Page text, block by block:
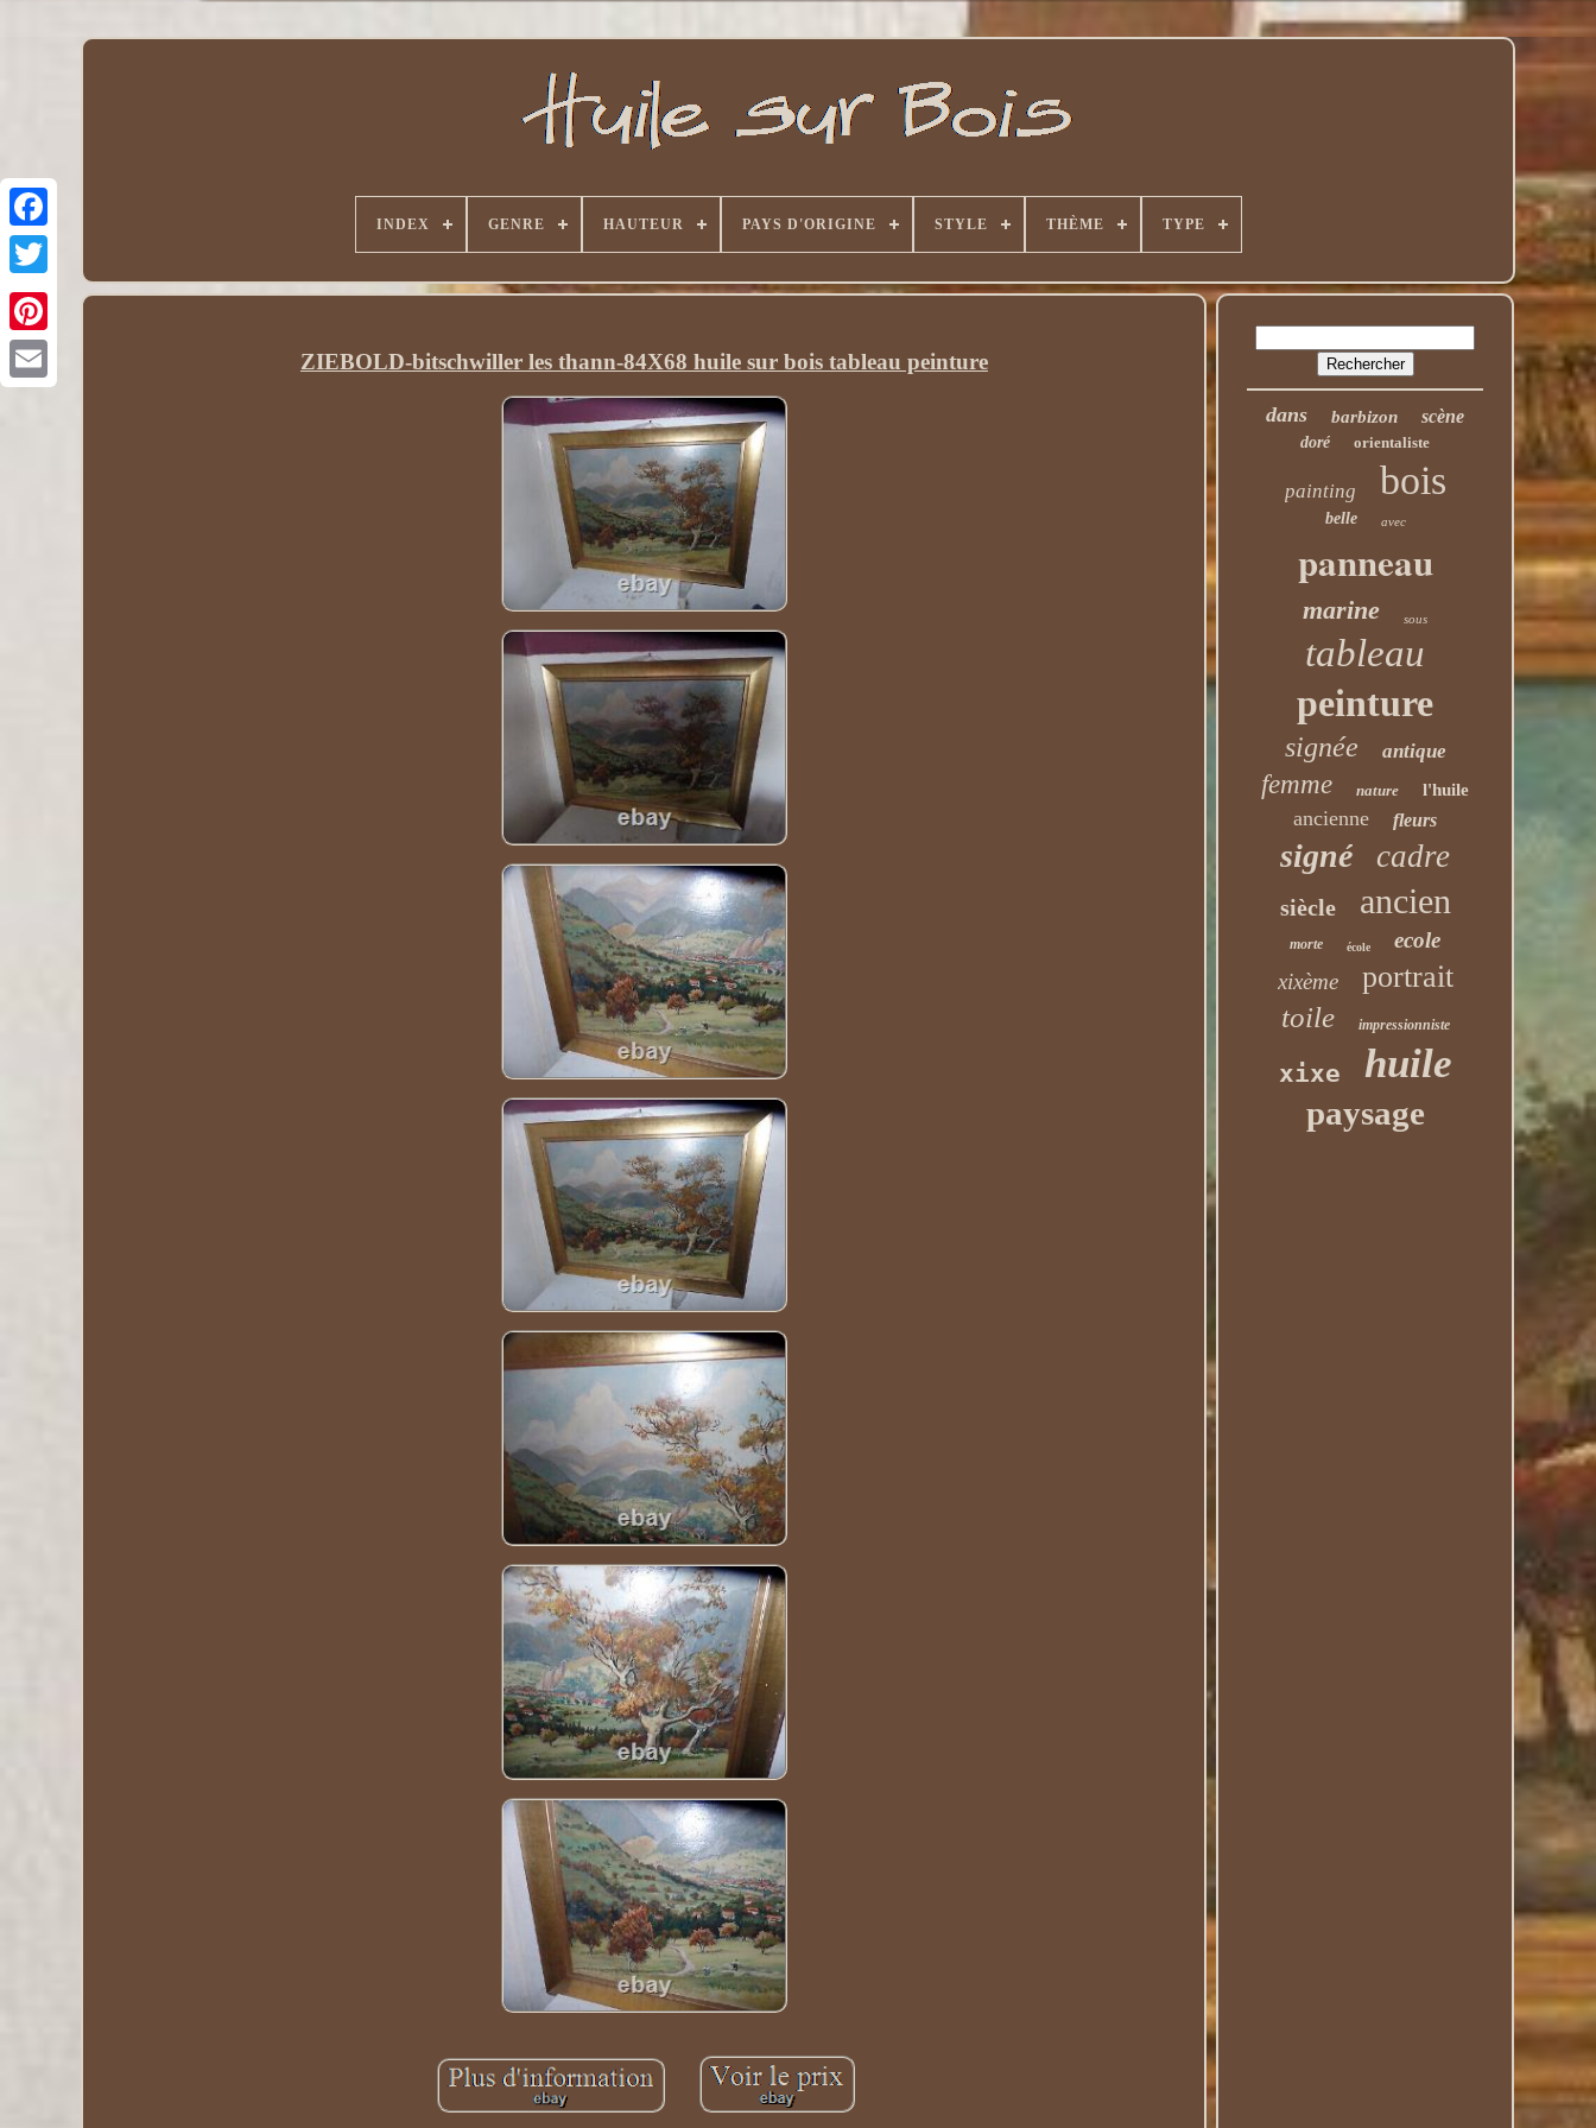
INDEX GENRE HAUTEUR PAYS D'ORIGINE STYLE THÈME TYPE
ZIEBOLD-bitschwiller les thann-84X68 huile sur bois tableau peinture
dans barbizon scène
doré orientaliste
painting bois
belle avec
panneau
marine sous
tableau
peinture
signée antique
femme nature l'huile
ancienne fleurs
signé cadre
siècle ancien
morte école
ecole
xixème
portrait
toile impressionniste
xixe huile
paysage